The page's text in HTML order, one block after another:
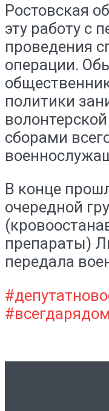
Ростовская
эту работу с
проведения
операции.
политики
сборами
В конце
очередной
препараты)
передала